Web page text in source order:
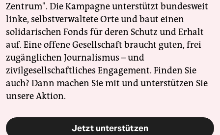
Zentrum". Die Kampagne unterstützt bundesweit
linke, selbstverwaltete Orte und baut einen
solidarischen Fonds für deren Schutz und Erhalt
auf. Eine offene Gesellschaft braucht guten, frei
zugänglichen Journalismus – und
zivilgesellschaftliches Engagement. Finden Sie
auch? Dann machen Sie mit und unterstützen Sie
unsere Aktion.
Jetzt unterstützen